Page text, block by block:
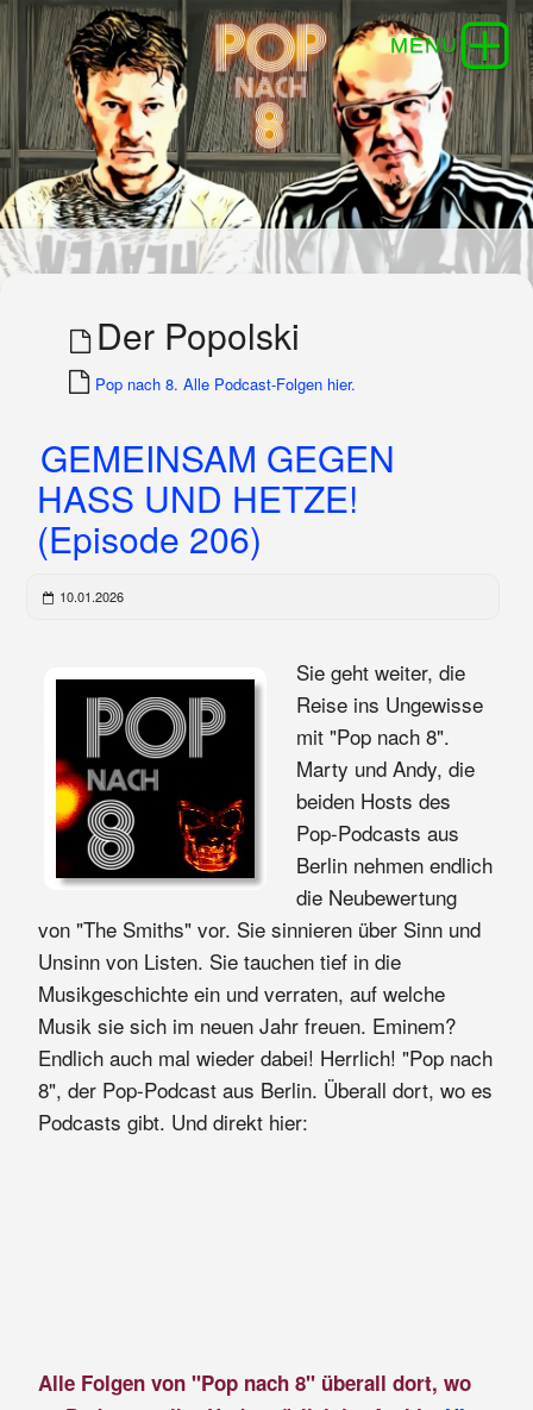
Der Popolski
Pop nach 8. Alle Podcast-Folgen hier.
GEMEINSAM GEGEN
HASS UND HETZE!
(Episode 206)
10.01.2026
Sie geht weiter, die
Reise ins Ungewisse
mit "Pop nach 8".
Marty und Andy, die
beiden Hosts des
Pop-Podcasts aus
Berlin nehmen endlich
die Neubewertung
von "The Smiths" vor. Sie sinnieren über Sinn und
Unsinn von Listen. Sie tauchen tief in die
Musikgeschichte ein und verraten, auf welche
Musik sie sich im neuen Jahr freuen. Eminem?
Endlich auch mal wieder dabei! Herrlich! "Pop nach
8", der Pop-Podcast aus Berlin. Überall dort, wo es
Podcasts gibt. Und direkt hier:
Alle Folgen von "Pop nach 8" überall dort, wo